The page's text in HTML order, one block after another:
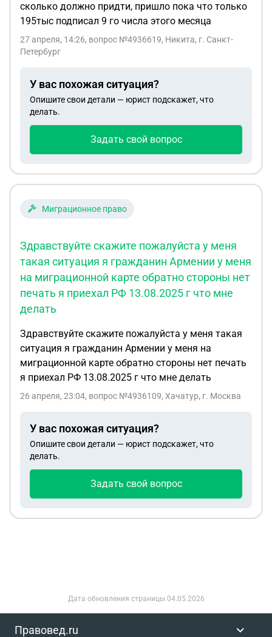
сколько должно придти, пришло пока что только
195тыс подписал 9 го числа этого месяца
27 апреля, 14:26, вопрос №4936619, Никита, г. Санкт-
Петербург
У вас похожая ситуация?
Опишите свои детали — юрист подскажет, что
делать.
Задать свой вопрос
Миграционное право
Здравствуйте скажите пожалуйста у меня
такая ситуация я гражданин Армении у меня
на миграционной карте обратно стороны нет
печать я приехал РФ 13.08.2025 г что мне
делать
Здравствуйте скажите пожалуйста у меня такая
ситуация я гражданин Армении у меня на
миграционной карте обратно стороны нет печать
я приехал РФ 13.08.2025 г что мне делать
26 апреля, 23:04, вопрос №4936109, Хачатур, г. Москва
У вас похожая ситуация?
Опишите свои детали — юрист подскажет, что
делать.
Задать свой вопрос
Дата обновления страницы 04.05.2026
Правовед.ru